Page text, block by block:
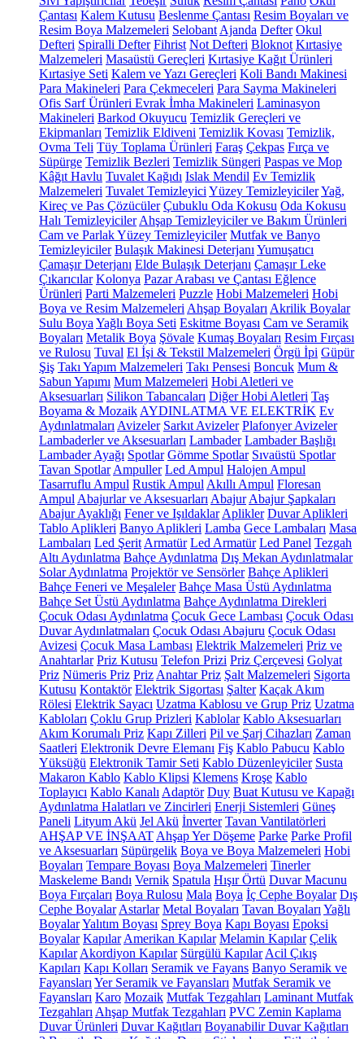
Çantası Kalem Kutusu Beslenme Çantası Resim Boyaları ve
Resim Boya Malzemeleri Selobant Ajanda Defter Okul
Defteri Spiralli Defter Fihrist Not Defteri Bloknot Kırtasiye
Malzemeleri Masaüstü Gereçleri Kırtasiye Kağıt Ürünleri
Kırtasiye Seti Kalem ve Yazı Gereçleri Koli Bandı Makinesi
Para Makineleri Para Çekmeceleri Para Sayma Makineleri
Ofis Sarf Ürünleri Evrak İmha Makineleri Laminasyon
Makineleri Barkod Okuyucu Temizlik Gereçleri ve
Ekipmanları Temizlik Eldiveni Temizlik Kovası Temizlik,
Ovma Teli Tüy Toplama Ürünleri Faraş Çekpas Fırça ve
Süpürge Temizlik Bezleri Temizlik Süngeri Paspas ve Mop
Kâğıt Havlu Tuvalet Kağıdı Islak Mendil Ev Temizlik
Malzemeleri Tuvalet Temizleyici Yüzey TemizleyicilerYağ,
Kireç ve Pas Çözücüler Çubuklu Oda Kokusu Oda Kokusu
Halı Temizleyiciler Ahşap Temizleyiciler ve Bakım Ürünleri
Cam ve Parlak Yüzey Temizleyiciler Mutfak ve Banyo
Temizleyiciler Bulaşık Makinesi Deterjanı Yumuşatıcı
Çamaşır Deterjanı Elde Bulaşık Deterjanı Çamaşır Leke
Çıkarıcılar Kolonya Pazar Arabası ve Çantası Eğlence
Ürünleri Parti Malzemeleri Puzzle Hobi Malzemeleri Hobi
Boya ve Resim Malzemeleri Ahşap Boyaları Akrilik Boyalar
Sulu Boya Yağlı Boya Seti Eskitme Boyası Cam ve Seramik
Boyaları Metalik Boya Şövale Kumaş Boyaları Resim Fırçası
ve Rulosu Tuval El İşi & Tekstil Malzemeleri Örgü İpi Güpür
Şiş Takı Yapım Malzemeleri Takı Pensesi Boncuk Mum &
Sabun Yapımı Mum Malzemeleri Hobi Aletleri ve
Aksesuarları Silikon Tabancaları Diğer Hobi Aletleri Taş
Boyama & Mozaik AYDINLATMA VE ELEKTRİK Ev
Aydınlatmaları Avizeler Sarkıt Avizeler Plafonyer Avizeler
Lambaderler ve Aksesuarları Lambader Lambader Başlığı
Lambader Ayağı Spotlar Gömme Spotlar Sıvaüstü Spotlar
Tavan Spotlar Ampuller Led Ampul Halojen Ampul
Tasarruflu Ampul Rustik Ampul Akıllı Ampul Floresan
Ampul Abajurlar ve Aksesuarları Abajur Abajur Şapkaları
Abajur Ayaklığı Fener ve Işıldaklar Aplikler Duvar Aplikleri
Tablo Aplikleri Banyo Aplikleri Lamba Gece Lambaları Masa
Lambaları Led Şerit Armatür Led Armatür Led Panel Tezgah
Altı Aydınlatma Bahçe Aydınlatma Dış Mekan Aydınlatmalar
Solar Aydınlatma Projektör ve Sensörler Bahçe Aplikleri
Bahçe Feneri ve Meşaleler Bahçe Masa Üstü Aydınlatma
Bahçe Set Üstü Aydınlatma Bahçe Aydınlatma Direkleri
Çocuk Odası Aydınlatma Çocuk Gece Lambası Çocuk Odası
Duvar Aydınlatmaları Çocuk Odası Abajuru Çocuk Odası
Avizesi Çocuk Masa Lambası Elektrik Malzemeleri Priz ve
Anahtarlar Priz Kutusu Telefon Prizi Priz Çerçevesi Golyat
Priz Nümeris Priz Priz Anahtar Priz Şalt Malzemeleri Sigorta
Kutusu Kontaktör Elektrik Sigortası Şalter Kaçak Akım
Rölesi Elektrik Sayacı Uzatma Kablosu ve Grup Priz Uzatma
Kabloları Çoklu Grup Prizleri Kablolar Kablo Aksesuarları
Akım Korumalı Priz Kapı Zilleri Pil ve Şarj Cihazları Zaman
Saatleri Elektronik Devre Elemanı Fiş Kablo Pabucu Kablo
Yüksüğü Elektronik Tamir Seti Kablo Düzenleyiciler Susta
Makaron Kablo Kablo Klipsi Klemens Kroşe Kablo
Toplayıcı Kablo Kanalı Adaptör Duy Buat Kutusu ve Kapağı
Aydınlatma Halatları ve Zincirleri Enerji Sistemleri Güneş
Paneli Lityum Akü Jel Akü İnverter Tavan Vantilatörleri
AHŞAP VE İNŞAAT Ahşap Yer Döşeme Parke Parke Profil
ve Aksesuarları Süpürgelik Boya ve Boya Malzemeleri Hobi
Boyaları Tempare Boyası Boya Malzemeleri Tinerler
Maskeleme Bandı Vernik Spatula Hışır Örtü Duvar Macunu
Boya Fırçaları Boya Rulosu Mala Boya İç Cephe Boyalar Dış
Cephe Boyalar Astarlar Metal Boyaları Tavan Boyaları Yağlı
BoyalarYalıtım Boyası Sprey Boya Kapı Boyası Epoksi
Boyalar Kapılar Amerikan Kapılar Melamin Kapılar Çelik
Kapılar Akordiyon Kapılar Sürgülü Kapılar Acil Çıkış
Kapıları Kapı Kolları Seramik ve Fayans Banyo Seramik ve
Fayansları Yer Seramik ve Fayansları Mutfak Seramik ve
Fayansları Karo Mozaik Mutfak Tezgahları Laminant Mutfak
Tezgahları Ahşap Mutfak Tezgahları PVC Zemin Kaplama
Duvar Ürünleri Duvar Kağıtları Boyanabilir Duvar Kağıtları